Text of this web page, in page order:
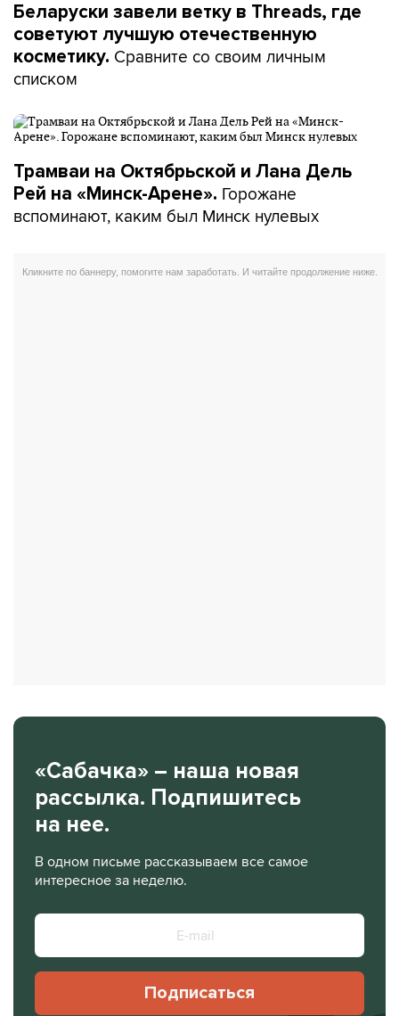
Беларуски завели ветку в Threads, где
советуют лучшую отечественную
косметику. Сравните со своим личным
списком
Трамваи на Октябрьской и Лана Дель
Рей на «Минск-Арене». Горожане
вспоминают, каким был Минск нулевых
«Сабачка» – наша новая
рассылка. Подпишитесь
на нее.
В одном письме рассказываем все самое
интересное за неделю.
Подписаться